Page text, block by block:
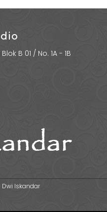
B 01 / No. 1A - 1B
Iskandar